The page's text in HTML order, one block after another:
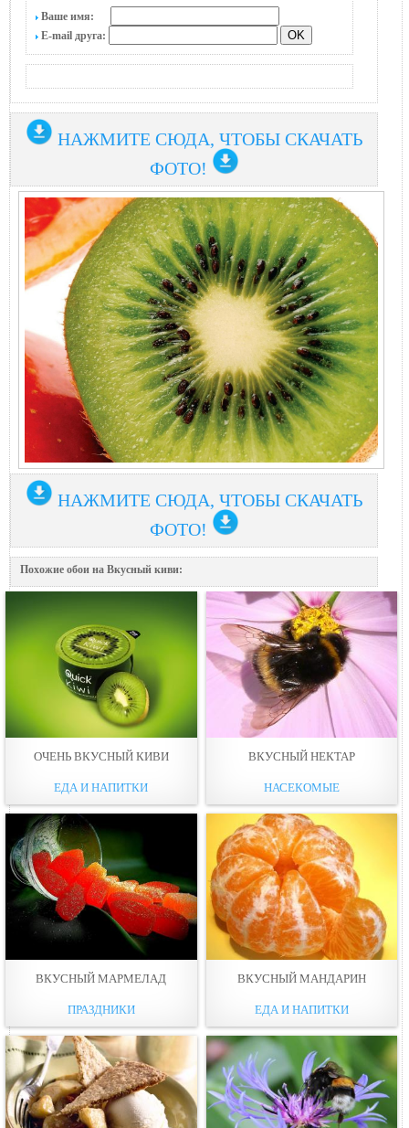
Ваше имя:
E-mail друга:
НАЖМИТЕ СЮДА, ЧТОБЫ СКАЧАТЬ
ФОТО!
НАЖМИТЕ СЮДА, ЧТОБЫ СКАЧАТЬ
ФОТО!
Похожие обои на Вкусный киви:
ОЧЕНЬ ВКУСНЫЙ КИВИ
ЕДА И НАПИТКИ
ВКУСНЫЙ НЕКТАР
НАСЕКОМЫЕ
ВКУСНЫЙ МАРМЕЛАД
ПРАЗДНИКИ
ВКУСНЫЙ МАНДАРИН
ЕДА И НАПИТКИ